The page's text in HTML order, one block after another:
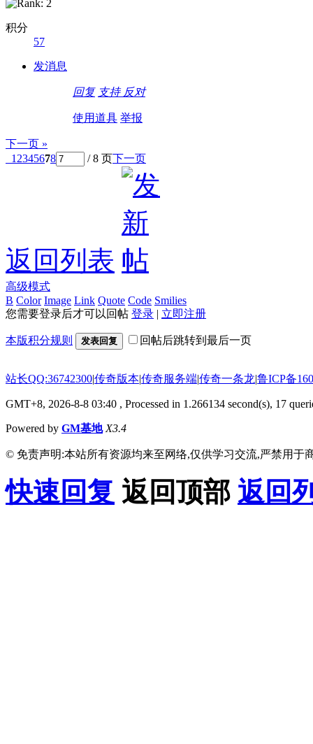
积分
57
发消息
回复 支持 反对
使用道具 举报
下一页 »
1 2345678 / 8 页下一页
返回列表
高级模式
B Color Image Link Quote Code Smilies
您需要登录后才可以回帖 登录 | 立即注册
本版积分规则 发表回复 回帖后跳转到最后一页
站长QQ:36742300|传奇版本|传奇服务端|传奇一条龙|鲁ICP备
GMT+8, 2026-8-8 03:40 , Processed in 1.266134 second(s), 17
Powered by GM基地 X3.4
© 免责声明:本站所有资源均来至网络,仅供学习交流,严禁用于
快速回复 返回顶部 返回